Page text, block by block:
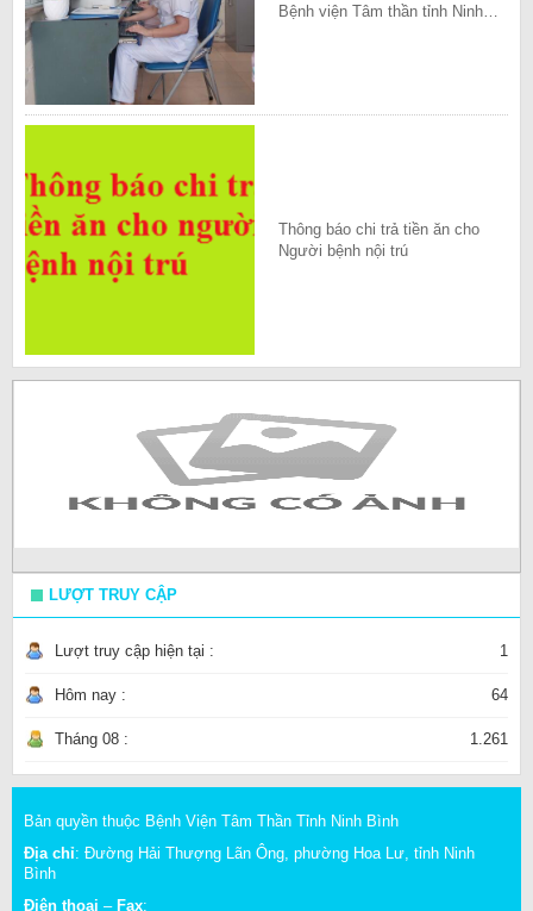
Bệnh viện Tâm thần tỉnh Ninh
Thông báo chi trả tiền ăn cho
Người bệnh nội trú
LƯỢT TRUY CẬP
Lượt truy cập hiện tại : 1
Hôm nay : 64
Tháng 08 : 1.261
Bản quyền thuộc Bệnh Viện Tâm Thần Tỉnh Ninh Bình
Địa chỉ: Đường Hải Thượng Lãn Ông, phường Hoa Lư, tỉnh Ninh
Bình
Điện thoại – Fax: